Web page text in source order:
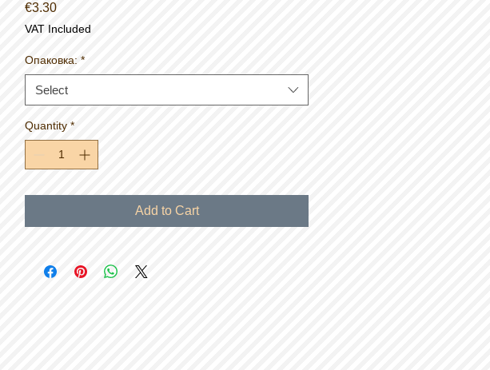
€3.30Price
VAT Included
Опаковка: *
Select
Quantity *
Add to Cart